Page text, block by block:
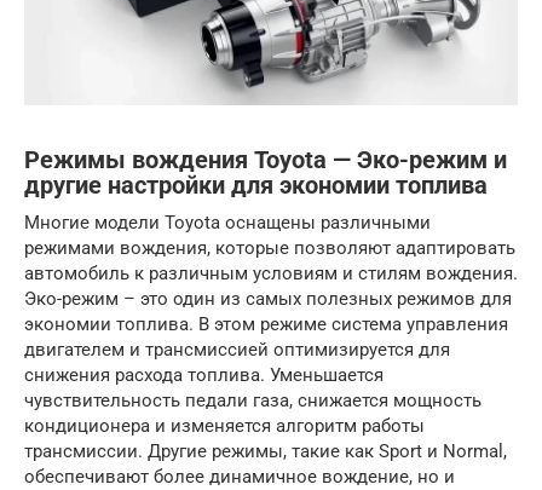
Режимы вождения Toyota — Эко-режим и
другие настройки для экономии топлива
Многие модели Toyota оснащены различными
режимами вождения, которые позволяют адаптировать
автомобиль к различным условиям и стилям вождения.
Эко-режим – это один из самых полезных режимов для
экономии топлива. В этом режиме система управления
двигателем и трансмиссией оптимизируется для
снижения расхода топлива. Уменьшается
чувствительность педали газа, снижается мощность
кондиционера и изменяется алгоритм работы
трансмиссии. Другие режимы, такие как Sport и Normal,
обеспечивают более динамичное вождение, но и